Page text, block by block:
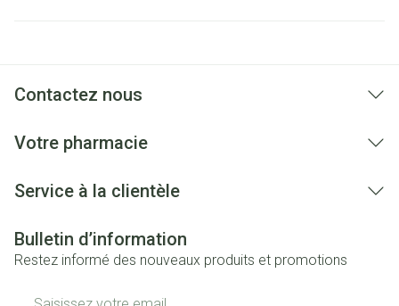
Contactez nous
Votre pharmacie
Service à la clientèle
Bulletin d’information
Restez informé des nouveaux produits et promotions